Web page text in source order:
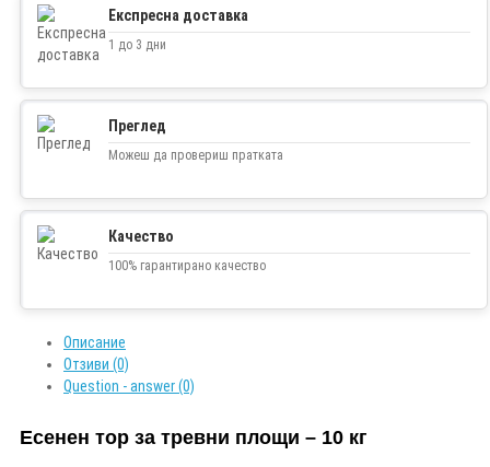
Експресна доставка
1 до 3 дни
Преглед
Можеш да провериш пратката
Качество
100% гарантирано качество
Описание
Отзиви (0)
Question - answer (0)
Есенен тор за тревни площи – 10 кг